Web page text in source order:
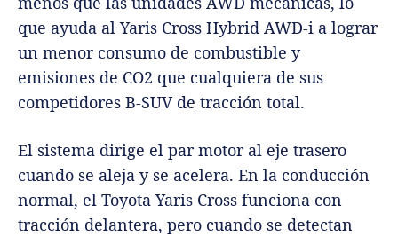
que ayuda al Yaris Cross Hybrid AWD-i a lograr
un menor consumo de combustible y
emisiones de CO2 que cualquiera de sus
competidores B-SUV de tracción total.
El sistema dirige el par motor al eje trasero
cuando se aleja y se acelera. En la conducción
normal, el Toyota Yaris Cross funciona con
tracción delantera, pero cuando se detectan